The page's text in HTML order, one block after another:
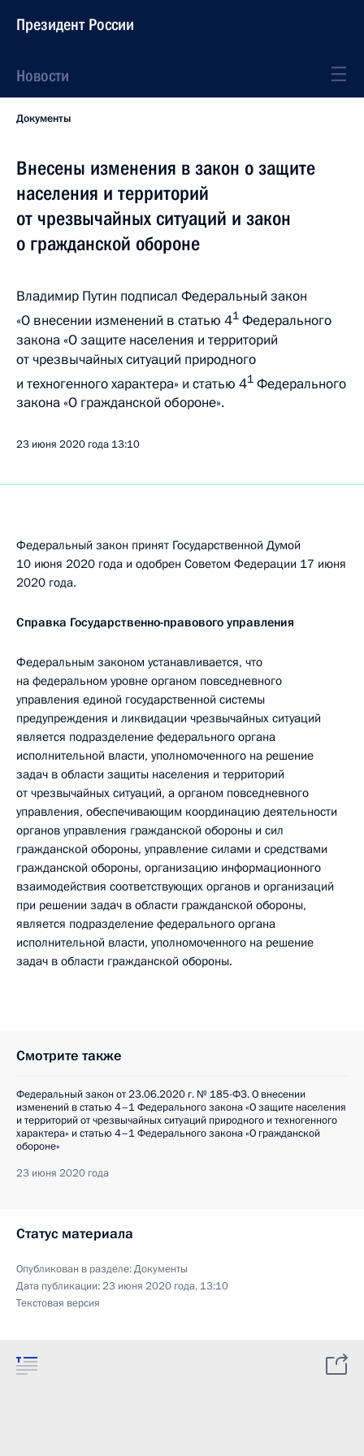
Президент России
Новости
Документы
Внесены изменения в закон о защите
населения и территорий
от чрезвычайных ситуаций и закон
о гражданской обороне
Владимир Путин подписал Федеральный закон
«О внесении изменений в статью 41 Федерального
закона «О защите населения и территорий
от чрезвычайных ситуаций природного
и техногенного характера» и статью 41 Федерального
закона «О гражданской обороне».
23 июня 2020 года 13:10
Федеральный закон принят Государственной Думой
10 июня 2020 года и одобрен Советом Федерации 17 июня
2020 года.
Справка Государственно-правового управления
Федеральным законом устанавливается, что
на федеральном уровне органом повседневного
управления единой государственной системы
предупреждения и ликвидации чрезвычайных ситуаций
является подразделение федерального органа
исполнительной власти, уполномоченного на решение
задач в области защиты населения и территорий
от чрезвычайных ситуаций, а органом повседневного
управления, обеспечивающим координацию деятельности
органов управления гражданской обороны и сил
гражданской обороны, управление силами и средствами
гражданской обороны, организацию информационного
взаимодействия соответствующих органов и организаций
при решении задач в области гражданской обороны,
является подразделение федерального органа
исполнительной власти, уполномоченного на решение
задач в области гражданской обороны.
Смотрите также
Федеральный закон от 23.06.2020 г. № 185-ФЗ. О внесении
изменений в статью 4–1 Федерального закона «О защите населения
и территорий от чрезвычайных ситуаций природного и техногенного
характера» и статью 4–1 Федерального закона «О гражданской
обороне»
23 июня 2020 года
Статус материала
Опубликован в разделе:Документы
Дата публикации:23 июня 2020 года, 13:10
Текстовая версия